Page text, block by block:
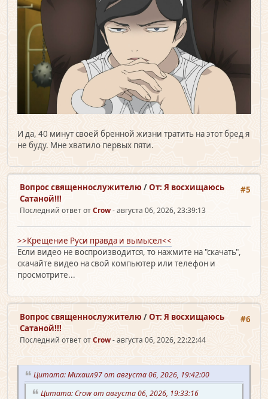
И да, 40 минут своей бренной жизни тратить на этот бред я
не буду. Мне хватило первых пяти.
#5
Вопрос священно­служителю /От: Я восхищаюсь
Сатаной!!!
Последний ответ отCrow- августа 06, 2026, 23:39:13
>>Крещение Руси правда и вымысел<<
Если видео не воспроизводится, то нажмите на "скачать",
скачайте видео на свой компьютер или телефон и
просмотрите...
#6
Вопрос священно­служителю /От: Я восхищаюсь
Сатаной!!!
Последний ответ отCrow- августа 06, 2026, 22:22:44
Цитата: Михаил97 от августа 06, 2026, 19:42:00
Цитата: Crow от августа 06, 2026, 19:33:16